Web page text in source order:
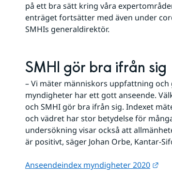
på ett bra sätt kring våra
enträget fortsätter med även under
SMHIs generaldirektör.
SMHI gör bra ifrån sig
– Vi mäter människors uppfattning
myndigheter har ett gott anseende.
och SMHI gör bra ifrån sig. Indexet
och vädret har stor betydelse för
undersökning visar också att
är positivt, säger Johan Orbe, Kantar-
Anseendeindex myndigheter 2020